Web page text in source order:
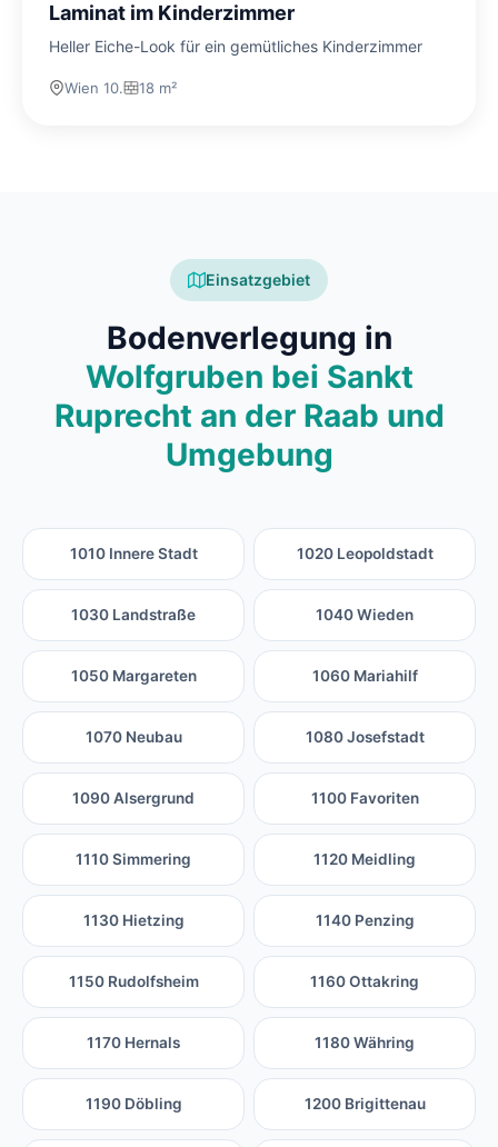
Laminat im Kinderzimmer
Heller Eiche-Look für ein gemütliches Kinderzimmer
Wien 10. 18 m²
Einsatzgebiet
Bodenverlegung in
Wolfgruben bei Sankt
Ruprecht an der Raab und
Umgebung
1010 Innere Stadt 1020 Leopoldstadt
1030 Landstraße 1040 Wieden
1050 Margareten 1060 Mariahilf
1070 Neubau 1080 Josefstadt
1090 Alsergrund 1100 Favoriten
1110 Simmering 1120 Meidling
1130 Hietzing 1140 Penzing
1150 Rudolfsheim 1160 Ottakring
1170 Hernals 1180 Währing
1190 Döbling 1200 Brigittenau